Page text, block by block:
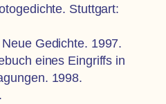
Stuttgart:
Gedichte. 1997.
eines Eingriffs in
1998.